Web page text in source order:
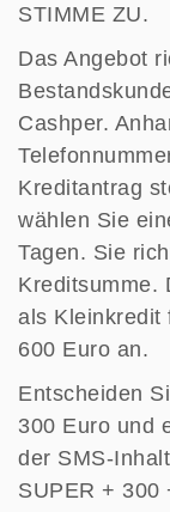
STIMME ZU.
Das Angebot
Cashper.
Kreditantrag
wählen Sie
Tagen. Sie
Kreditsumme.
als Kleinkredit
600 Euro an.
Entscheiden
300 Euro und
der SMS-
SUPER + 300